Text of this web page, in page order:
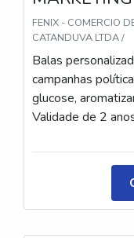
FENIX - COMERCIO
CATANDUVA LTDA /
Balas
campanhas
glucose,
Validade de 2
ou P&B em alta
diferentes tipos
e pastilhas).